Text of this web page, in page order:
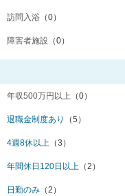
訪問入浴 （0）
障害者施設 （0）
年収500万円以上 （0）
退職金制度あり （5）
4週8休以上 （3）
年間休日120日以上 （2）
日勤のみ （2）